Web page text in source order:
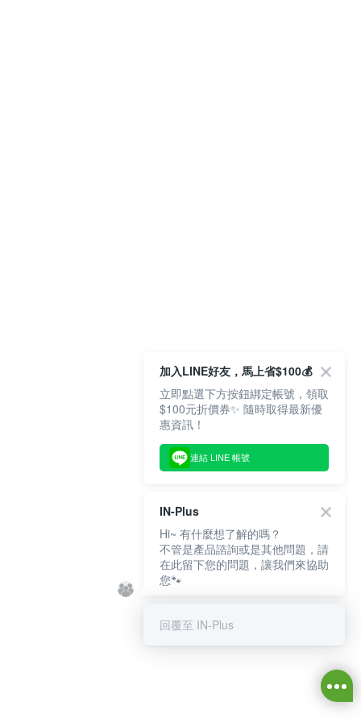
加入LINE好友，馬上省$100💰
立即點選下方按鈕綁定帳號，領取
$100元折價券✨ 隨時取得最新優
惠資訊！
連結 LINE 帳號
IN-Plus
Hi~ 有什麼想了解的嗎？
不管是產品諮詢或是其他問題，請
在此留下您的問題，讓我們來協助
您🐾
回覆至 IN-Plus